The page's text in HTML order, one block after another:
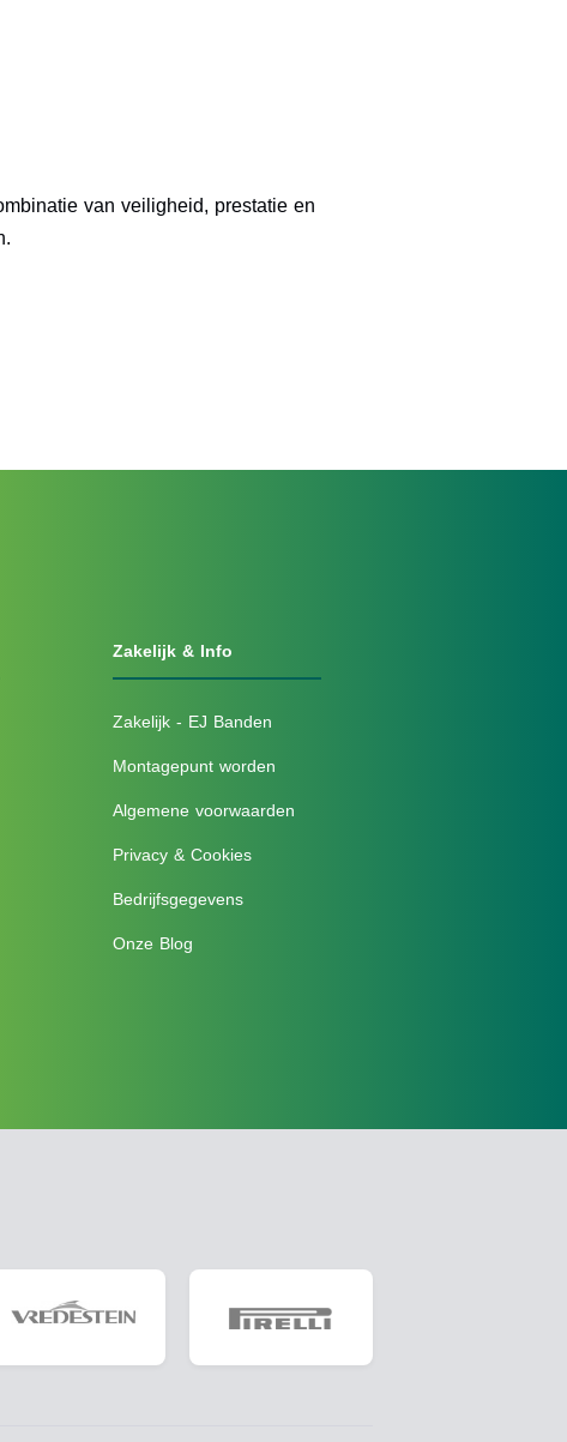
van veiligheid, prestatie en
Zakelijk & Info
Zakelijk - EJ Banden
Montagepunt worden
Algemene voorwaarden
Privacy & Cookies
Bedrijfsgegevens
Onze Blog